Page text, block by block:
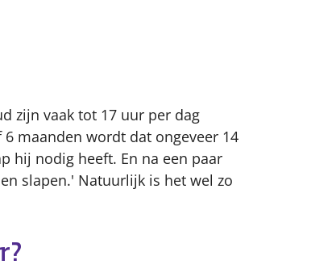
zijn vaak tot 17 uur per dag
maanden wordt dat ongeveer 14
hij nodig heeft. En na een paar
slapen.' Natuurlijk is het wel zo